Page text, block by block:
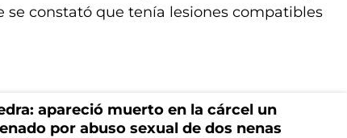
se constató que tenía lesiones compatibles
apareció muerto en la cárcel un
por abuso sexual de dos nenas